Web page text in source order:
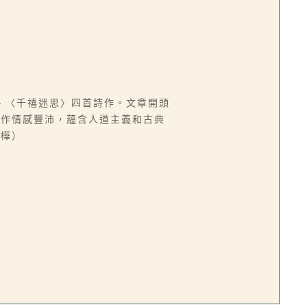
千禧迷思〉四首詩作。文章開頭
情感豐沛，蘊含人道主義和古典
）